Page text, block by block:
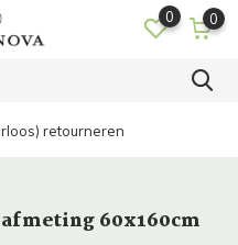
0 0
retourneren
60x160cm